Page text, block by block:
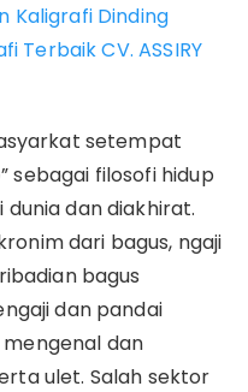
Kaligrafi Dinding
Terbaik CV. ASSIRY
setempat
sebagai filosofi hidup
dan diakhirat.
dari bagus, ngaji
bagus
dan pandai
dan
ulet. Salah sektor